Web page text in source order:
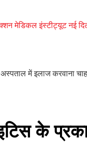
मेडिकल इंस्टीट्यूट नई
में इलाज करवाना
के